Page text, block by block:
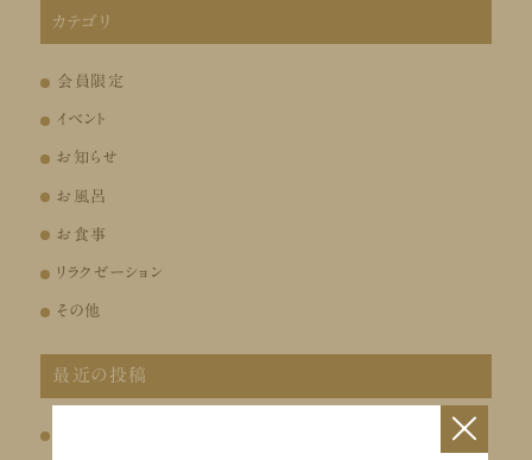
カテゴリ
会員限定
イベント
お知らせ
お風呂
お食事
リラクゼーション
その他
最近の投稿
×